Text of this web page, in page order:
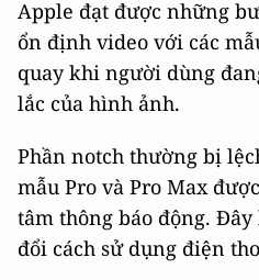
Apple đạt được những
ổn định video với các
quay khi người dùng
lắc của hình ảnh.
Phần notch thường bị
mẫu Pro và Pro Max
tâm thông báo động.
đổi cách sử dụng điện